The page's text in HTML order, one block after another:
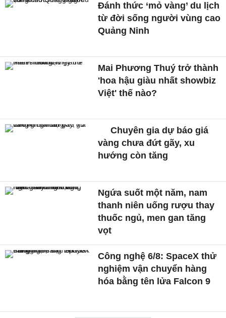
Đánh thức ‘mỏ vàng’ du lịch
từ đời sống người vùng cao
Quảng Ninh
Mai Phương Thuý trở thành
'hoa hậu giàu nhất showbiz
Việt' thế nào?
Chuyên gia dự báo giá
vàng chưa đứt gãy, xu
hướng còn tăng
Ngứa suốt một năm, nam
thanh niên uống rượu thay
thuốc ngủ, men gan tăng
vọt
Công nghệ 6/8: SpaceX thử
nghiệm vận chuyển hàng
hóa bằng tên lửa Falcon 9